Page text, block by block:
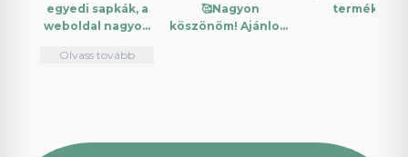
egyedi sapkák, a
weboldal nagyon
használni.
fogok innen
Olvass tovább
🥰Nagyon
köszönöm! Ajánlom
termék.